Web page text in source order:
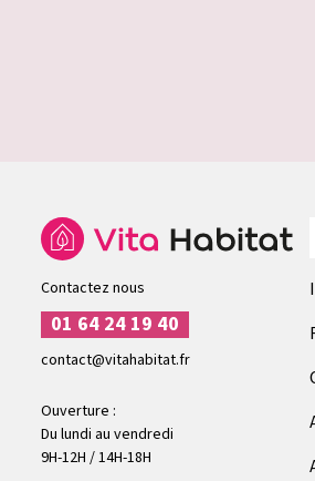
Contactez nous
01 64 24 19 40
contact@vitahabitat.fr
Ouverture :
Du lundi au vendredi
9H-12H / 14H-18H